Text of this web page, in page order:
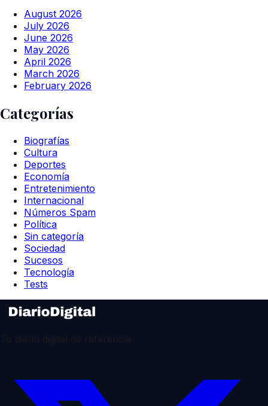
August 2026
July 2026
June 2026
May 2026
April 2026
March 2026
February 2026
Categorías
Biografías
Cultura
Deportes
Economía
Entretenimiento
Internacional
Números Spam
Política
Sin categoría
Sociedad
Sucesos
Tecnología
Tests